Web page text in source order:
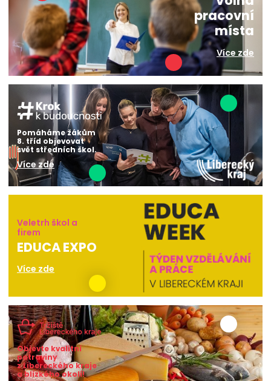
pracovní
místa
Více zde
Pomáháme žákům
8. tříd objevovat
svět středních škol.
Více zde
Veletrh škol a
firem
EDUCA EXPO
Více zde
Objevte kvalitní
potraviny
z Libereckého kraje
a blízkého okolí!